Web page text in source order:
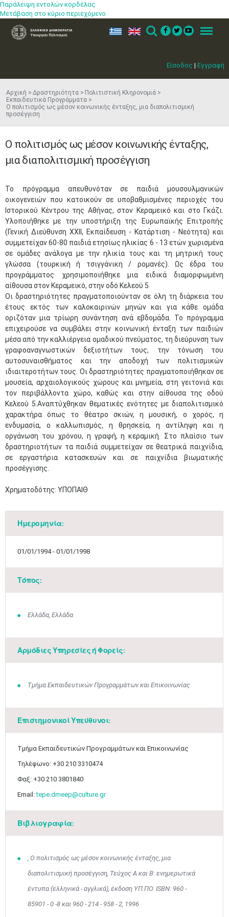
Παράλειψη εντολών κορδέλας
Μετάβαση στο κύριο περιεχόμενο
Είσοδος | Εγγραφή
ελ en Search Menu
Αρχική Δραστηριότητα
Πολιτιστική Κληρονομιά
Εκπαιδευτικά Προγράμματα
O πολιτισμός ως μέσον κοινωνικής ένταξης, μια διαπολιτισμική
προσέγγιση
O πολιτισμός ως μέσον κοινωνικής ένταξης,
μια διαπολιτισμική προσέγγιση
Το πρόγραμμα απευθυνόταν σε παιδιά μουσουλμανικών
οικογενειών που κατοικούν σε υποβαθμισμένες περιοχές του
Ιστορικού Κέντρου της Αθήνας, στον Κεραμεικό και στο Γκάζι.
Υλοποιήθηκε με την υποστήριξη της Ευρωπαϊκής Επιτροπής
(Γενική Διεύθυνση ΧΧΙΙ, Εκπαίδευση - Κατάρτιση - Νεότητα) και
συμμετείχαν 60-80 παιδιά ετησίως ηλικίας 6 - 13 ετών χωρισμένα
σε ομάδες ανάλογα με την ηλικία τους και τη μητρική τους
γλώσσα (τουρκική ή τσιγγάνικη / ρομανές). Ως έδρα του
προγράμματος χρησιμοποιήθηκε μια ειδικά διαμορφωμένη
αίθουσα στον Κεραμεικό, στην οδό Κελεού 5.
Οι δραστηριότητες πραγματοποιούνταν σε όλη τη διάρκεια του
έτους εκτός των καλοκαιρινών μηνών και για κάθε ομάδα
οριζόταν μια τρίωρη συνάντηση ανά εβδομάδα. Το πρόγραμμα
επιχειρούσε να συμβάλει στην κοινωνική ένταξη των παιδιών
μέσα από την καλλιέργεια ομαδικού πνεύματος, τη διεύρυνση των
γραφοαναγνωστικών δεξιοτήτων τους, την τόνωση του
αυτοσυναισθήματος και την αποδοχή των πολιτισμικών
ιδιαιτεροτήτων τους. Οι δραστηριότητες πραγματοποιήθηκαν σε
μουσεία, αρχαιολογικούς χώρους και μνημεία, στη γειτονιά και
τον περιβάλλοντα χώρο, καθώς και στην αίθουσα της οδού
Κελεού 5.Αναπτύχθηκαν θεματικές ενότητες με διαπολιτισμικό
χαρακτήρα όπως το θέατρο σκιών, η μουσική, ο χορός, η
ενδυμασία, ο καλλωπισμός, η θρησκεία, η αντίληψη και η
οργάνωση του χρόνου, η γραφή, η κεραμική. Στο πλαίσιο των
δραστηριοτήτων τα παιδιά συμμετείχαν σε θεατρικά παιχνίδια,
σε εργαστήρια κατασκευών και σε παιχνίδια βιωματικής
προσέγγισης.
Χρηματοδότης: ΥΠΟΠΑΙΘ
Ημερομηνία:
01/01/1994 - 01/01/1998
Τόπος:
Ελλάδα, Ελλάδα
Αρμόδιες Υπηρεσίες ή Φορείς:
Τμήμα Εκπαιδευτικών Προγραμμάτων και Επικοινωνίας
Επιστημονικοί Υπεύθυνοι:
Τμήμα Εκπαιδευτικών Προγραμμάτων και Επικοινωνίας
Τηλέφωνο: +30 210 3310474
Φαξ: +30 210 3801840
Email:tepe.dmeep@culture.gr
Βιβλιογραφία:
, Ο πολιτισμός ως μέσον κοινωνικής ένταξης, μια
διαπολιτισμική προσέγγιση, Τεύχος Α και Β: ενημερωτικά
έντυπα (ελληνικά - αγγλικά), έκδοση ΥΠ.ΠΟ. ISBN: 960 -
85901 - 0 -8 και 960 - 214 - 958 - 2, 1996
Ιουν1 2 3
•
4 5
8
•
9
•
10
•
11
•